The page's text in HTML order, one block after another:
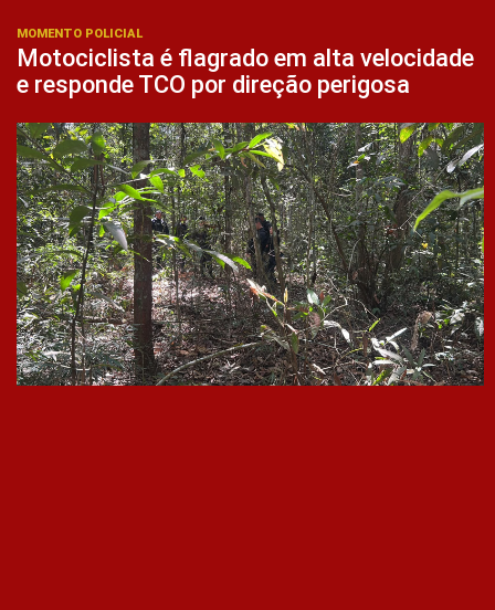
MOMENTO POLICIAL
Motociclista é flagrado em alta velocidade
e responde TCO por direção perigosa